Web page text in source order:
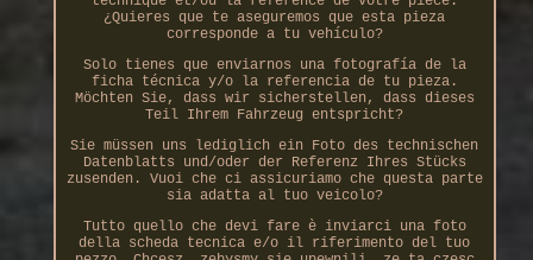
¿Quieres que te aseguremos que esta pieza
corresponde a tu vehículo?
Solo tienes que enviarnos una fotografía de la
ficha técnica y/o la referencia de tu pieza.
Möchten Sie, dass wir sicherstellen, dass dieses
Teil Ihrem Fahrzeug entspricht?
Sie müssen uns lediglich ein Foto des technischen
Datenblatts und/oder der Referenz Ihres Stücks
zusenden. Vuoi che ci assicuriamo che questa parte
sia adatta al tuo veicolo?
Tutto quello che devi fare è inviarci una foto
della scheda tecnica e/o il riferimento del tuo